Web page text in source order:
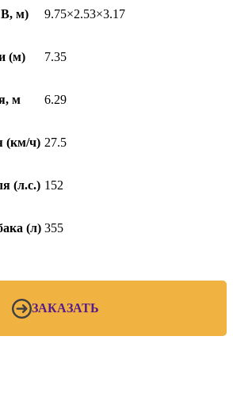
м) 9.75×2.53×3.17
(м) 7.35
м 6.29
(км/ч) 27.5
(л.с.) 152
(л) 355
ЗАКАЗАТЬ